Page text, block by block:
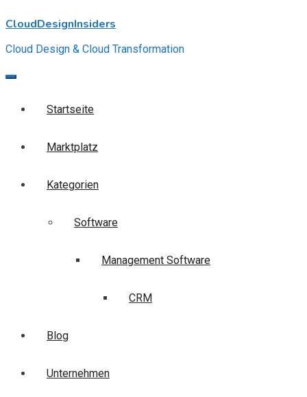
to
CloudDesignInsiders
Cloud Design & Cloud Transformation
Startseite
Marktplatz
Kategorien
Software
Management Software
CRM
Blog
Unternehmen